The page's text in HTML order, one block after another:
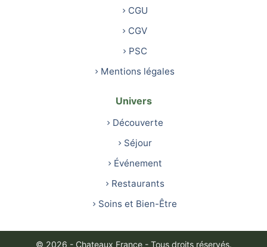
CGU
CGV
PSC
Mentions légales
Univers
Découverte
Séjour
Événement
Restaurants
Soins et Bien-Être
© 2026 - Chateaux France - Tous droits réservés.